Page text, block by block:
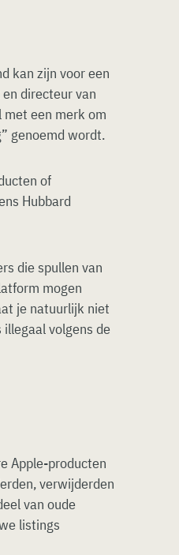
kan zijn voor een
directeur van
een merk om
genoemd wordt.
of
Hubbard
die spullen van
mogen
je natuurlijk niet
volgens de
Apple-producten
verwijderden
van oude
listings